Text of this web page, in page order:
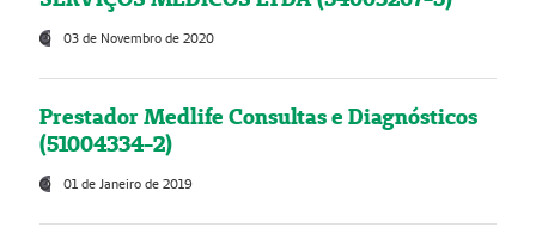
03 de Novembro de 2020
Prestador Medlife Consultas e Diagnósticos
(51004334-2)
01 de Janeiro de 2019